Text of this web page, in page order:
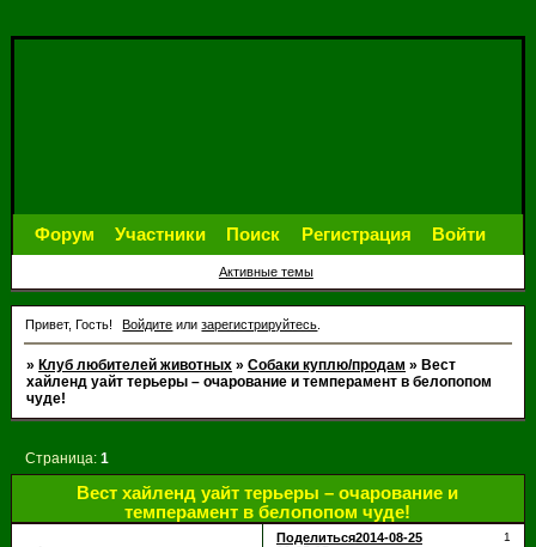
Форум Участники Поиск Регистрация Войти
Активные темы
Привет, Гость! Войдите илизарегистрируйтесь
»Клуб любителей животных »Собаки куплю/продам »Вест
хайленд уайт терьеры – очарование и темперамент в белопопом
чуде!
Вест хайленд уайт терьеры – очарование и
темперамент в белопопом чуде!
Страница:1
Поделиться 1
2014-08-25